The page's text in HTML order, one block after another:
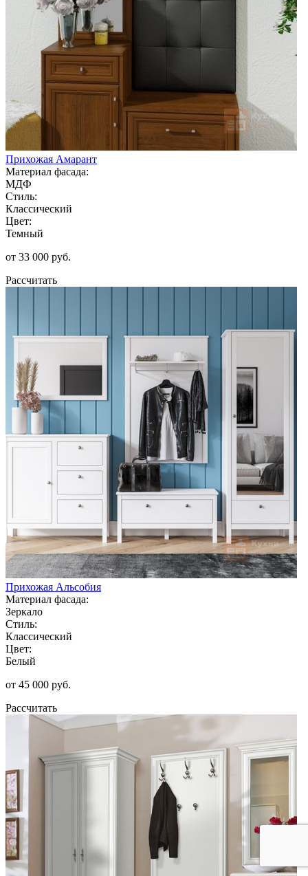
Прихожая Амарант
Материал фасада:
МДФ
Стиль:
Классический
Цвет:
Темный
от 33 000 руб.
Рассчитать
Прихожая Альсобия
Материал фасада:
Зеркало
Стиль:
Классический
Цвет:
Белый
от 45 000 руб.
Рассчитать